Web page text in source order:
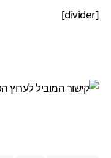
[divider]